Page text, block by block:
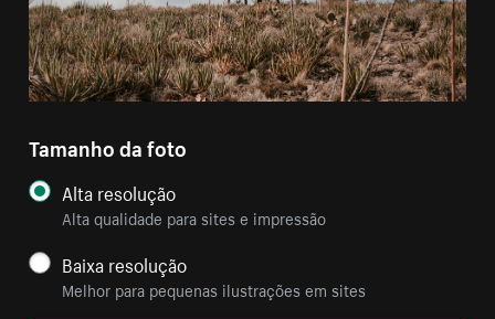
Tamanho da foto
Alta resolução
Alta qualidade para sites e impressão
Baixa resolução
Melhor para pequenas ilustrações em sites